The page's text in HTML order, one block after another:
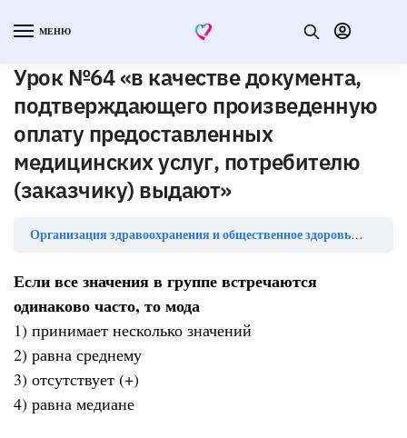
МЕНЮ
Урок №64 «в качестве документа,
подтверждающего произведенную
оплату предоставленных
медицинских услуг, потребителю
(заказчику) выдают»
Организация здравоохранения и общественное здоровье — тесты с ответами (ординатура)
Если все значения в группе встречаются
одинаково часто, то мода
1) принимает несколько значений
2) равна среднему
3) отсутствует (+)
4) равна медиане